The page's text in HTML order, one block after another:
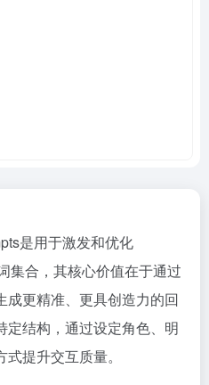
是用于激发和优化
集合，其核心价值在于通过
成更精准、更具创造力的回
定结构，通过设定角色、明
提升交互质量。‌